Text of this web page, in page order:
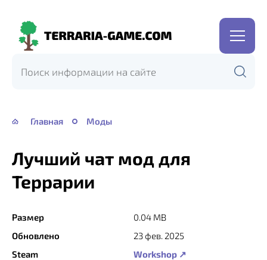
Terraria-
Главная Моды
Лучший чат мод для
Террарии
Размер
0.04 MB
Обновлено
23 фев. 2025
Steam
Workshop ↗